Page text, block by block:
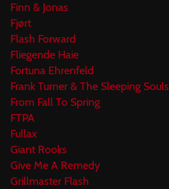
Finn & Jonas
Fjørt
Flash Forward
Fliegende Haie
Fortuna Ehrenfeld
Frank Turner & The Sleeping Souls
From Fall To Spring
FTPA
Fullax
Giant Rooks
Give Me A Remedy
Grillmaster Flash